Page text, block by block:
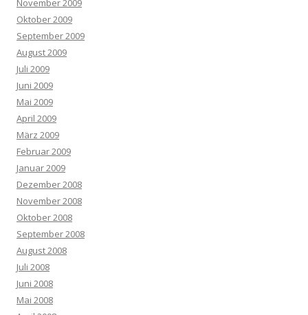
November 2009
Oktober 2009
September 2009
August 2009
Juli 2009
Juni 2009
Mai 2009
April 2009
März 2009
Februar 2009
Januar 2009
Dezember 2008
November 2008
Oktober 2008
September 2008
August 2008
Juli 2008
Juni 2008
Mai 2008